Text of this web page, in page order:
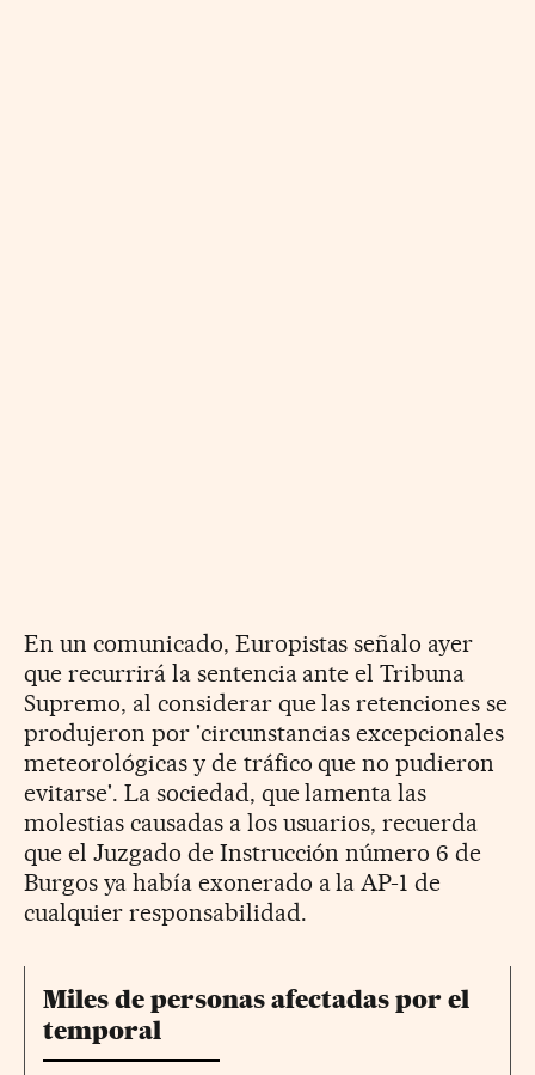
En un comunicado, Europistas señalo ayer
que recurrirá la sentencia ante el Tribuna
Supremo, al considerar que las retenciones se
produjeron por 'circunstancias excepcionales
meteorológicas y de tráfico que no pudieron
evitarse'. La sociedad, que lamenta las
molestias causadas a los usuarios, recuerda
que el Juzgado de Instrucción número 6 de
Burgos ya había exonerado a la AP-1 de
cualquier responsabilidad.
Miles de personas afectadas por el
temporal